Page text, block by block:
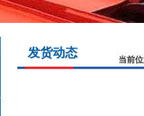
当前
发货动态